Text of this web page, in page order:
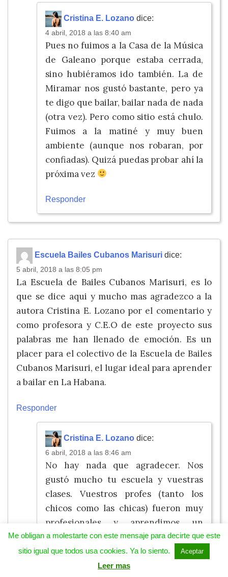
Cristina E. Lozano dice:
4 abril, 2018 a las 8:40 am
Pues no fuimos a la Casa de la Música
de Galeano porque estaba cerrada,
sino hubiéramos ido también. La de
Miramar nos gustó bastante, pero ya
te digo que bailar, bailar nada de nada
(otra vez). Pero como sitio está chulo.
Fuimos a la matiné y muy buen
ambiente (aunque nos robaran, por
confiadas). Quizá puedas probar ahí la
próxima vez
Responder
Escuela Bailes Cubanos Marisuri dice:
5 abril, 2018 a las 8:05 pm
La Escuela de Bailes Cubanos Marisuri, es lo
que se dice aqui y mucho mas agradezco a la
autora Cristina E. Lozano por el comentario y
como profesora y C.E.O de este proyecto sus
palabras me han llenado de emoción. Es un
placer para el colectivo de la Escuela de Bailes
Cubanos Marisuri, el lugar ideal para aprender
a bailar en La Habana.
Responder
Cristina E. Lozano dice:
6 abril, 2018 a las 8:46 am
No hay nada que agradecer. Nos
gustó mucho tu escuela y vuestras
clases. Vuestros profes (tanto los
chicos como las chicas) fueron muy
profesionales y aprendimos un
montón. Dales las gracias de nuestra
parte y diles que cuando volvamos a
Cuba, ¡seguro que volvemos a por más
Me obligan a molestarte con este mensaje para decirte que este
sitio igual que todos usa cookies. Ya lo siento.
Aceptar
Leer mas